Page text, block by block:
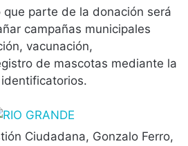
parte de la donación será
campañas municipales
vacunación,
de mascotas mediante la
Ciudadana, Gonzalo Ferro,